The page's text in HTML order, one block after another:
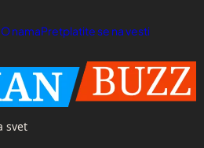
O namaPretplatite se na vesti
svet